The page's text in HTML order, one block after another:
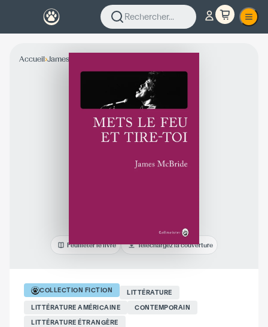
Rechercher...
Accueil›James McBride
Feuilleter le livre Téléchargez la couverture
COLLECTION FICTION
LITTÉRATURE
LITTÉRATURE AMÉRICAINE
CONTEMPORAIN
LITTÉRATURE ÉTRANGÈRE